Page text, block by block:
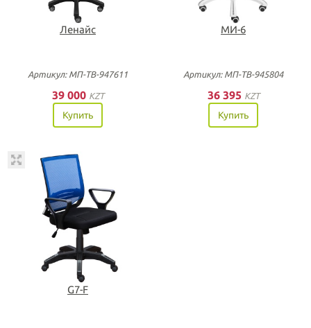
Ленайс
Артикул: МП-ТВ-947611
39 000 KZT
Купить
МИ-6
Артикул: МП-ТВ-945804
36 395 KZT
Купить
G7-F